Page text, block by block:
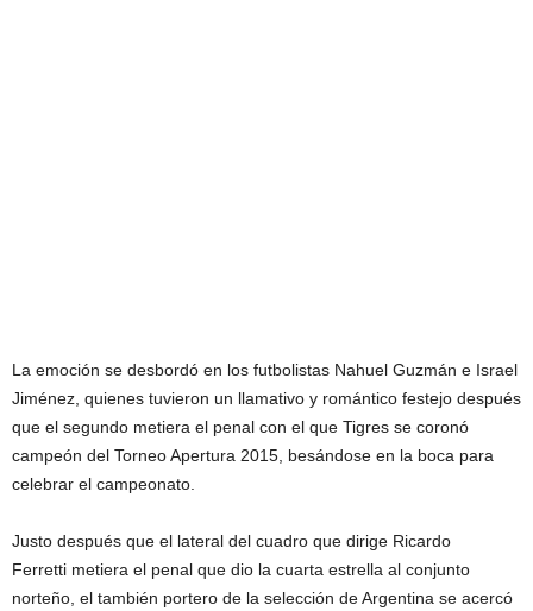
La emoción se desbordó en los futbolistas Nahuel Guzmán e Israel
Jiménez, quienes tuvieron un llamativo y romántico festejo después
que el segundo metiera el penal con el que Tigres se coronó
campeón del Torneo Apertura 2015, besándose en la boca para
celebrar el campeonato.
Justo después que el lateral del cuadro que dirige Ricardo
Ferretti metiera el penal que dio la cuarta estrella al conjunto
norteño, el también portero de la selección de Argentina se acercó